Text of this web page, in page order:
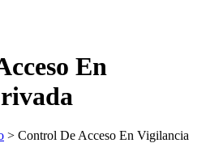
En
> Control De Acceso En Vigilancia